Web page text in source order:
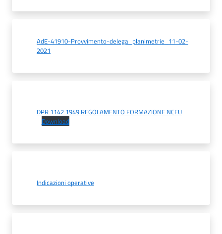
AdE-41910-Provvimento-delega_planimetrie_11-02-
2021
DPR 1142 1949 REGOLAMENTO FORMAZIONE NCEU
Download
Indicazioni operative